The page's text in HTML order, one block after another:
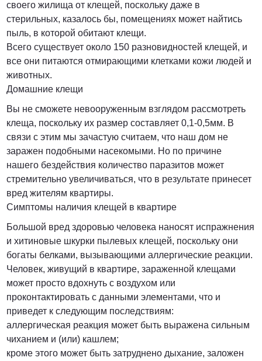
от 6900 руб. за га
ПОЗВОНИТЬ
ПОЗВОНИТЬ
от 15 рублей за 1 км
ПОЗВОНИТЬ
своего жилища от клещей, поскольку даже в
стерильных, казалось бы, помещениях может найтись
пыль, в которой обитают клещи.
Всего существует около 150 разновидностей клещей, и
все они питаются отмирающими клетками кожи людей и
животных.
Домашние клещи
Вы не сможете невооруженным взглядом рассмотреть
клеща, поскольку их размер составляет 0,1-0,5мм. В
связи с этим мы зачастую считаем, что наш дом не
заражен подобными насекомыми. Но по причине
нашего бездействия количество паразитов может
стремительно увеличиваться, что в результате принесет
вред жителям квартиры.
Симптомы наличия клещей в квартире
Большой вред здоровью человека наносят испражнения
и хитиновые шкурки пылевых клещей, поскольку они
богаты белками, вызывающими аллергические реакции.
Человек, живущий в квартире, зараженной клещами
может просто вдохнуть с воздухом или
проконтактировать с данными элементами, что и
приведет к следующим последствиям:
аллергическая реакция может быть выражена сильным
чиханием и (или) кашлем;
кроме этого может быть затруднено дыхание, заложен